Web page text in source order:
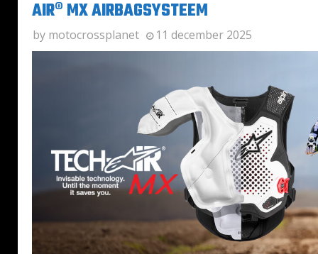
AIR® MX AIRBAGSYSTEEM
by motocrossplanet 11 december 2025